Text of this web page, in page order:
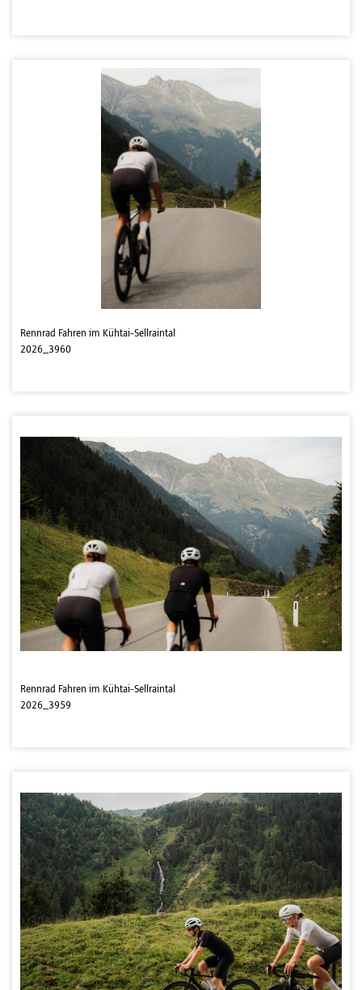
Rennrad Fahren im Kühtai-Sellraintal
2026_3960
Rennrad Fahren im Kühtai-Sellraintal
2026_3959